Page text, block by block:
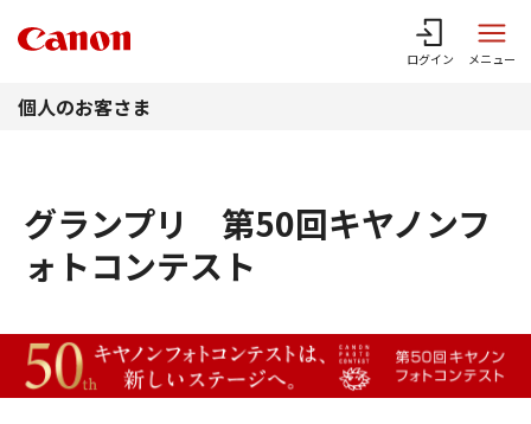
ログイン メニュー
個人のお客さま
グランプリ 第50回キヤノンフ
ォトコンテスト